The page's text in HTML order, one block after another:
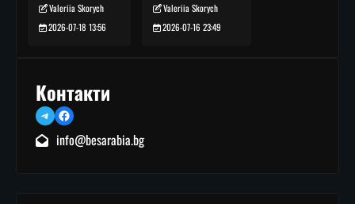
Valeriia Skorych
2026-07-18 13:56
Valeriia Skorych
2026-07-16 23:49
Контакти
TelegramFacebook
info@besarabia.bg